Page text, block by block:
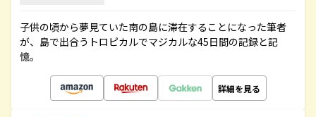
子供の頃から夢見ていた南の島に滞在することになった筆者
が、島で出合うトロピカルでマジカルな45日間の記録と記
憶。
詳細を見る